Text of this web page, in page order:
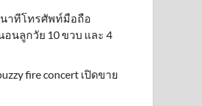
าทีโทรศัพท์มือถือ
นลูกวัย 10 ขวบ และ 4
fire concert เปิดขาย